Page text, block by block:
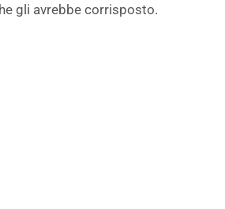
gli avrebbe corrisposto.